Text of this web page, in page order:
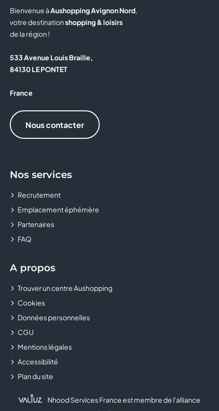
BZB
CALZEDONIA
CELIO
CLUB BOUYGUES TELECOM
CULTURA
DALERY MAROQUINIER
DELISHOES
Bienvenue àAushopping Avignon Nord,
votre destinationshopping & loisirs
de la région !
533 Avenue Louis Braille,
84130 LE PONTET
France
Nous contacter
Nos services
Recrutement
Emplacement éphémère
Partenaires
FAQ
A propos
Trouver un centre Aushopping
Cookies
Données personnelles
CGU
Mentions légales
Accessibilité
Plan du site
Nhood Services France est membre de l'alliance